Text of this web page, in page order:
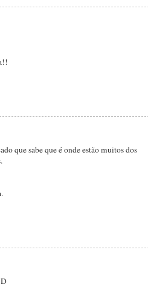
que sabe que é onde estão muitos dos